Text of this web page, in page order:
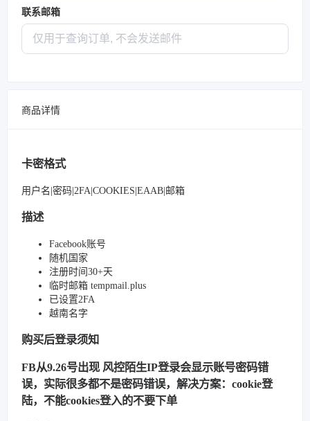
联系邮箱
商品详情
卡密格式
用户名|密码|2FA|COOKIES|EAAB|邮箱
描述
Facebook账号
随机国家
注册时间30+天
临时邮箱 tempmail.plus
已设置2FA
越南名字
购买后登录须知
FB从9.26号出现 风控陌生IP登录会显示账号密码错
误，实际很多都不是密码错误，解决方案：cookie登
陆，不能cookies登入的不要下单